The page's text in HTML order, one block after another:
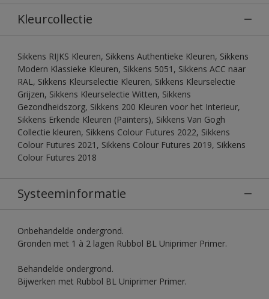
Kleurcollectie
Sikkens RIJKS Kleuren, Sikkens Authentieke Kleuren, Sikkens
Modern Klassieke Kleuren, Sikkens 5051, Sikkens ACC naar
RAL, Sikkens Kleurselectie Kleuren, Sikkens Kleurselectie
Grijzen, Sikkens Kleurselectie Witten, Sikkens
Gezondheidszorg, Sikkens 200 Kleuren voor het Interieur,
Sikkens Erkende Kleuren (Painters), Sikkens Van Gogh
Collectie kleuren, Sikkens Colour Futures 2022, Sikkens
Colour Futures 2021, Sikkens Colour Futures 2019, Sikkens
Colour Futures 2018
Systeeminformatie
Onbehandelde ondergrond.
Gronden met 1 à 2 lagen Rubbol BL Uniprimer Primer.
Behandelde ondergrond.
Bijwerken met Rubbol BL Uniprimer Primer.